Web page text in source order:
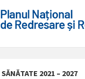
2021 – 2027